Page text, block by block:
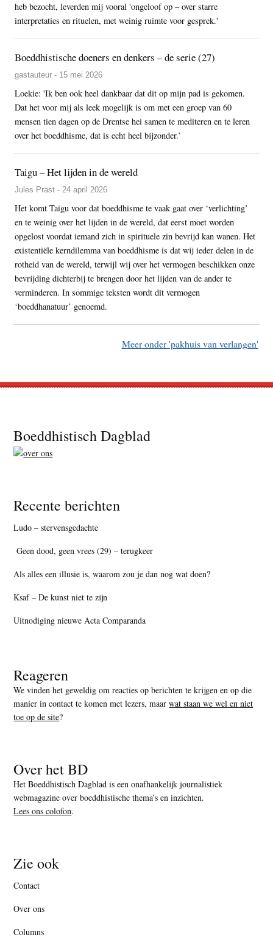
heb bezocht, leverden mij vooral 'ongeloof op – over starre
interpretaties en rituelen, met weinig ruimte voor gesprek.'
Boeddhistische doeners en denkers – de serie (27)
gastauteur - 15 mei 2026
Loekie: 'Ik ben ook heel dankbaar dat dit op mijn pad is gekomen.
Dat het voor mij als leek mogelijk is om met een groep van 60
mensen tien dagen op de Drentse hei samen te mediteren en te leren
over het boeddhisme, dat is echt heel bijzonder.’
Taigu – Het lijden in de wereld
Jules Prast - 24 april 2026
Het komt Taigu voor dat boeddhisme te vaak gaat over ‘verlichting’
en te weinig over het lijden in de wereld, dat eerst moet worden
opgelost voordat iemand zich in spirituele zin bevrijd kan wanen. Het
existentiële kerndilemma van boeddhisme is dat wij ieder delen in de
rotheid van de wereld, terwijl wij over het vermogen beschikken onze
bevrijding dichterbij te brengen door het lijden van de ander te
verminderen. In sommige teksten wordt dit vermogen
‘boeddhanatuur’ genoemd.
Meer onder 'pakhuis van verlangen'
Footer
Boeddhistisch Dagblad
Recente berichten
Ludo – stervensgedachte
Geen dood, geen vrees (29) – terugkeer
Als alles een illusie is, waarom zou je dan nog wat doen?
Ksaf – De kunst niet te zijn
Uitnodiging nieuwe Acta Comparanda
Reageren
We vinden het geweldig om reacties op berichten te krijgen en op die
manier in contact te komen met lezers, maarwat staan we wel en niet
toe op de site?
Over het BD
Het Boeddhistisch Dagblad is een onafhankelijk journalistiek
webmagazine over boeddhistische thema’s en inzichten.
Lees ons colofon.
Zie ook
Contact
Over ons
Columns